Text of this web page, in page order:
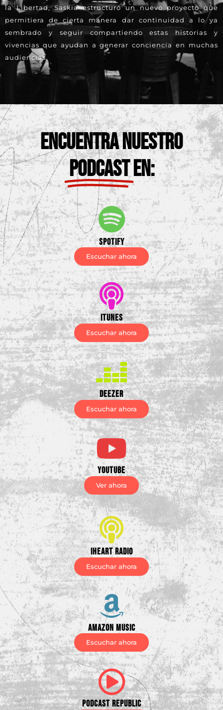
la Libertad, Saskia estructuró un nuevo proyecto que
permitiera de cierta manera dar continuidad a lo ya
sembrado y seguir compartiendo estas historias y
vivencias que ayudan a generar conciencia en muchas
audiencias.
ENCUENTRA NUESTRO
PODCASTEN:
Spotify
Escuchar ahora
iTunes
Escuchar ahora
Deezer
Escuchar ahora
Youtube
Ver ahora
iHeart Radio
Escuchar ahora
Amazon Music
Escuchar ahora
Podcast Republic